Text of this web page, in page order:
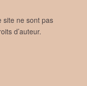
site ne sont pas
d’auteur.